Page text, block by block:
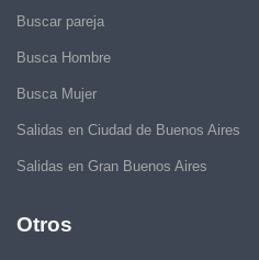
Buscar pareja
Busca Hombre
Busca Mujer
Salidas en Ciudad de Buenos Aires
Salidas en Gran Buenos Aires
Otros